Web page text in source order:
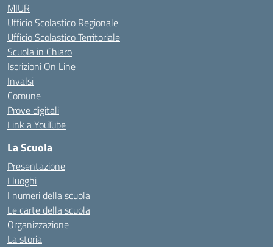
MIUR
Ufficio Scolastico Regionale
Ufficio Scolastico Territoriale
Scuola in Chiaro
Iscrizioni On Line
Invalsi
Comune
Prove digitali
Link a YouTube
La Scuola
Presentazione
I luoghi
I numeri della scuola
Le carte della scuola
Organizzazione
La storia